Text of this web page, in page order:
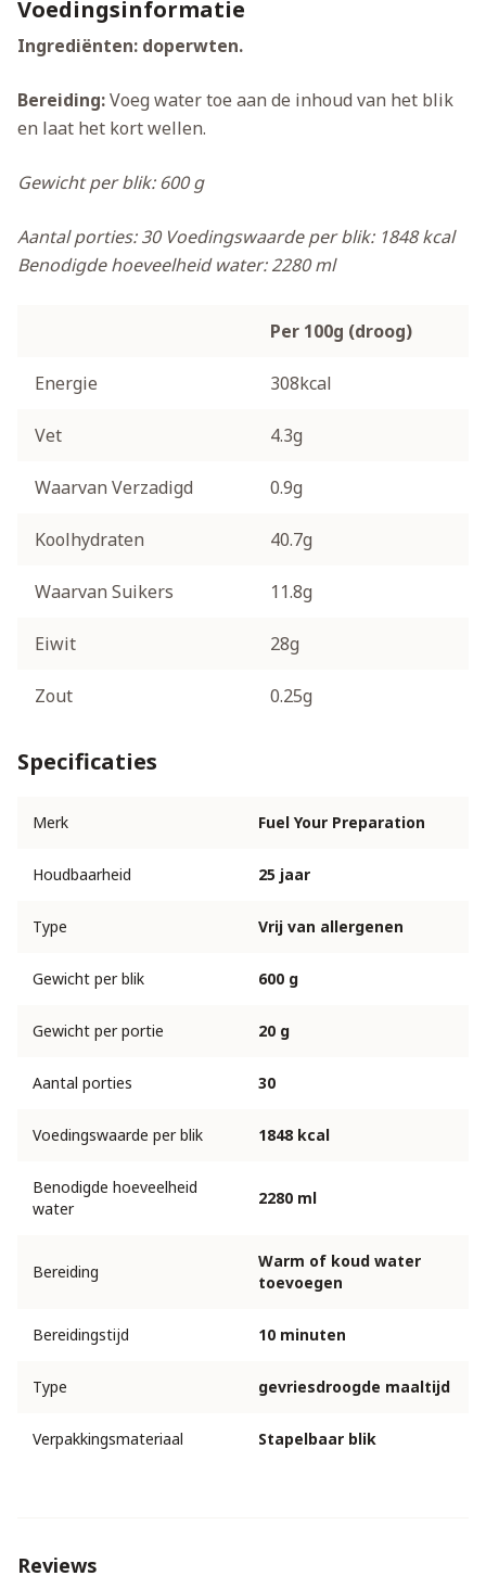
Voedingsinformatie
Ingrediënten: doperwten.
Bereiding:Voeg water toe aan de inhoud van het blik
en laat het kort wellen.
Gewicht per blik: 600 g
Aantal porties: 30Voedingswaarde per blik: 1848 kcal
Benodigde hoeveelheid water: 2280 ml
Per 100g (droog)
Energie 308kcal
Vet 4.3g
Waarvan Verzadigd 0.9g
Koolhydraten 40.7g
Waarvan Suikers 11.8g
Eiwit 28g
Zout 0.25g
Specificaties
Merk Fuel Your Preparation
Houdbaarheid 25 jaar
Type Vrij van allergenen
Gewicht per blik 600 g
Gewicht per portie 20 g
Aantal porties 30
Voedingswaarde per blik 1848 kcal
Benodigde hoeveelheid
water
2280 ml
Bereiding
Warm of koud water
toevoegen
Bereidingstijd 10 minuten
Type gevriesdroogde maaltijd
Verpakkingsmateriaal Stapelbaar blik
Reviews